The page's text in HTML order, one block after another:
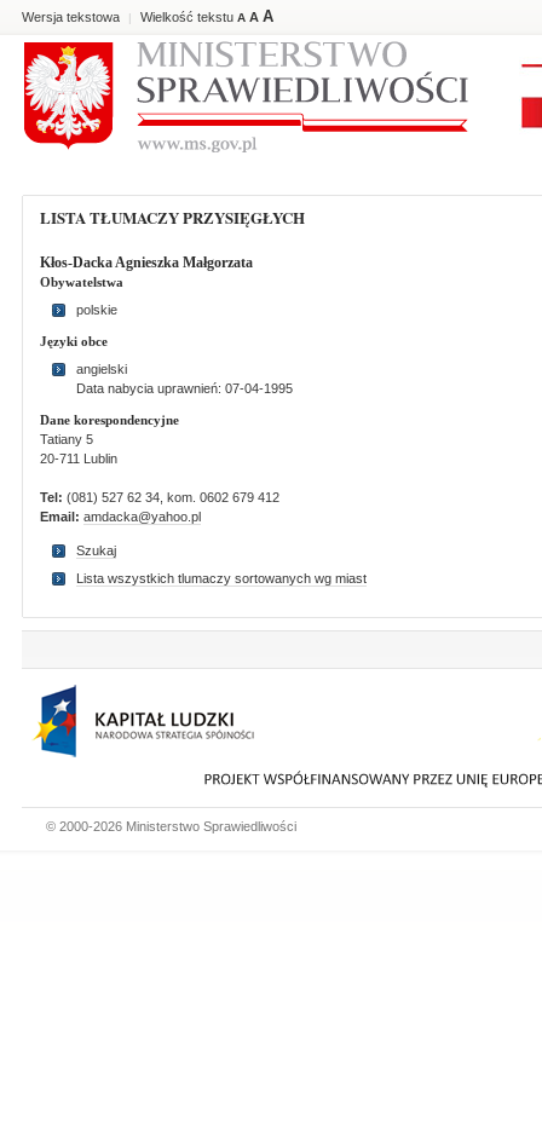
Wersja tekstowa | Wielkość tekstu A A A
LISTA TŁUMACZY PRZYSIĘGŁYCH
Kłos-Dacka Agnieszka Małgorzata
Obywatelstwa
polskie
Języki obce
angielski
Data nabycia uprawnień: 07-04-1995
Dane korespondencyjne
Tatiany 5
20-711 Lublin
Tel: (081) 527 62 34, kom. 0602 679 412
Email: amdacka@yahoo.pl
Szukaj
Lista wszystkich tlumaczy sortowanych wg miast
© 2000-2026 Ministerstwo Sprawiedliwości